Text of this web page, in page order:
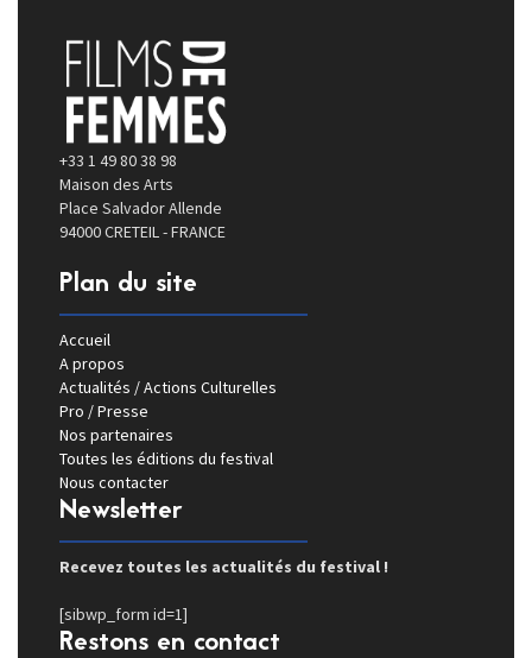
+33 1 49 80 38 98
Maison des Arts
Place Salvador Allende
94000 CRETEIL - FRANCE
Plan du site
Accueil
A propos
Actualités / Actions Culturelles
Pro / Presse
Nos partenaires
Toutes les éditions du festival
Nous contacter
Newsletter
Recevez toutes les actualités du festival !
[sibwp_form id=1]
Restons en contact